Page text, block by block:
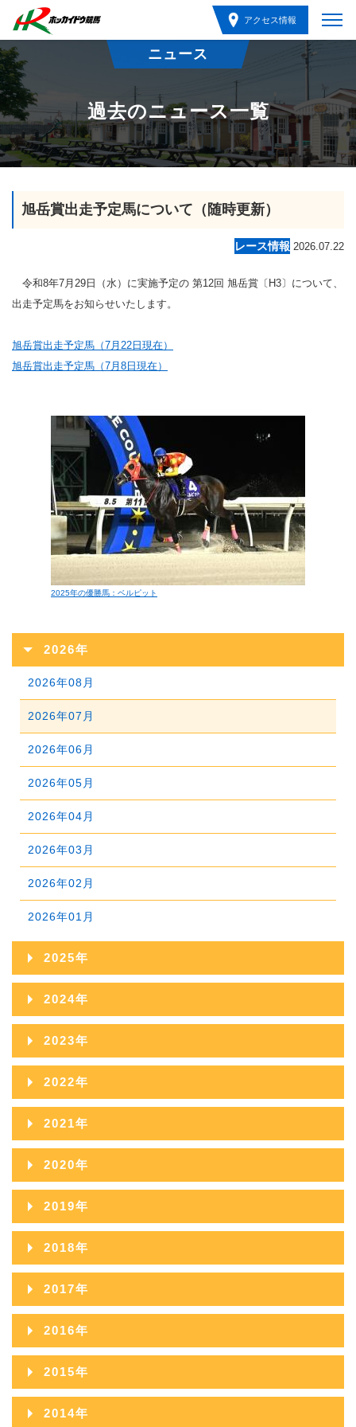
アクセス情報
ニュース
過去のニュース一覧
旭岳賞出走予定馬について（随時更新）
レース情報 2026.07.22
令和8年7月29日（水）に実施予定の 第12回 旭岳賞〔H3〕について、
出走予定馬をお知らせいたします。
旭岳賞出走予定馬（7月22日現在）
旭岳賞出走予定馬（7月8日現在）
2025年の優勝馬：ベルピット
2026年
2026年08月
2026年07月
2026年06月
2026年05月
2026年04月
2026年03月
2026年02月
2026年01月
2025年
2025年12月
2025年11月
2025年10月
2025年09月
2025年08月
2025年07月
2025年06月
2025年05月
2025年03月
2025年02月
2025年01月
2024年
2024年12月
2024年11月
2024年10月
2024年09月
2024年08月
2024年07月
2024年06月
2024年05月
2024年03月
2024年02月
2024年01月
2023年
2023年12月
2023年11月
2023年10月
2023年09月
2023年08月
2023年07月
2023年06月
2023年05月
2023年03月
2023年02月
2022年
2022年12月
2022年11月
2022年10月
2022年09月
2022年08月
2022年07月
2022年06月
2022年05月
2022年03月
2021年
2021年12月
2021年11月
2021年10月
2021年09月
2021年08月
2021年07月
2021年06月
2021年05月
2020年
2020年12月
2020年11月
2020年10月
2020年09月
2020年08月
2020年07月
2020年06月
2019年
2019年12月
2019年11月
2019年10月
2019年09月
2019年08月
2019年07月
2018年
2018年12月
2018年11月
2018年10月
2018年09月
2018年08月
2017年
2017年12月
2017年11月
2017年10月
2017年09月
2016年
2016年12月
2016年11月
2015年
2015年12月
2014年